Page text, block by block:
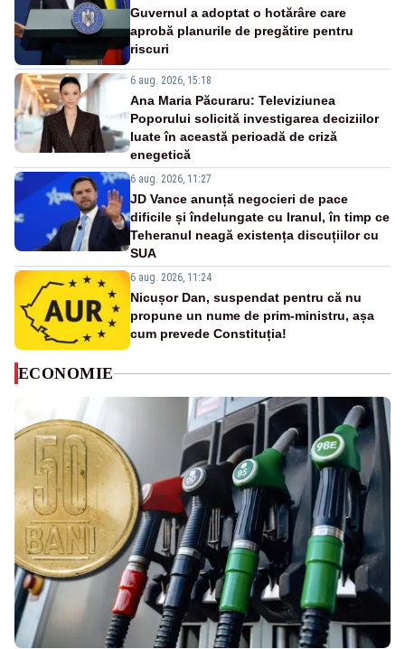
Guvernul a adoptat o hotărâre care
aprobă planurile de pregătire pentru
riscuri
6 aug. 2026, 15:18
Ana Maria Păcuraru: Televiziunea
Poporului solicită investigarea deciziilor
luate în această perioadă de criză
enegetică
6 aug. 2026, 11:27
JD Vance anunță negocieri de pace
dificile și îndelungate cu Iranul, în timp ce
Teheranul neagă existența discuțiilor cu
SUA
6 aug. 2026, 11:24
Nicușor Dan, suspendat pentru că nu
propune un nume de prim-ministru, așa
cum prevede Constituția!
ECONOMIE